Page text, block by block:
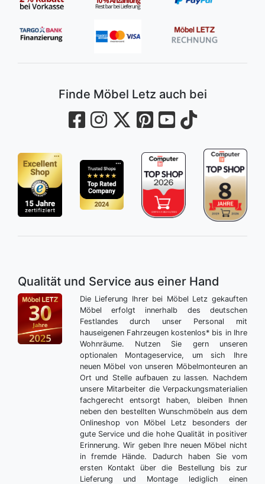
Finde Möbel Letz auch bei
Qualität und Service aus einer Hand
Die Lieferung Ihrer bei Möbel Letz gekauften
Möbel erfolgt innerhalb des deutschen
Festlandes durch unser Personal mit
hauseigenen Fahrzeugen kostenlos* bis in Ihre
Wohnräume. Nutzen Sie gern unseren
optionalen Montageservice, um sich Ihre
neuen Möbel von unseren Möbelmonteuren an
Ort und Stelle aufbauen zu lassen. Nachdem
unsere Mitarbeiter die Verpackungsmaterialien
fachgerecht entsorgt haben, bleiben Ihnen
neben den bestellten Wunschmöbeln aus dem
Onlineshop von Möbel Letz besonders der
gute Service und die hohe Qualität in positiver
Erinnerung. Wir geben Ihre neuen Möbel nicht
in fremde Hände. Dadurch haben Sie vom
ersten Kontakt über die Bestellung bis zur
Lieferung und Montage lediglich einen